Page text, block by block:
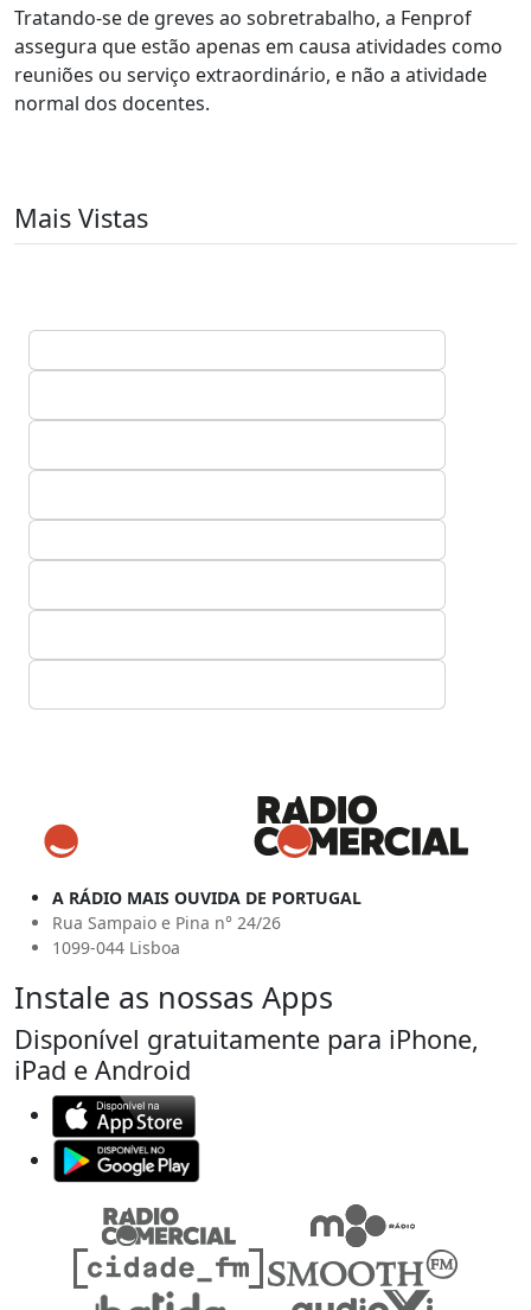
Tratando-se de greves ao sobretrabalho, a Fenprof
assegura que estão apenas em causa atividades como
reuniões ou serviço extraordinário, e não a atividade
normal dos docentes.
Mais Vistas
A RÁDIO MAIS OUVIDA DE PORTUGAL
Rua Sampaio e Pina n° 24/26
1099-044 Lisboa
Instale as nossas Apps
Disponível gratuitamente para iPhone,
iPad e Android